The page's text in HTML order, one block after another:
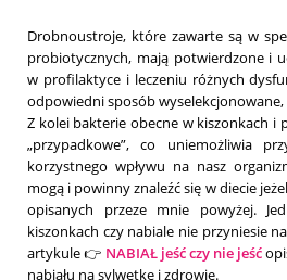
Drobnoustroje, które zawarte są w
probiotycznych, mają potwierdzone i
w profilaktyce i leczeniu różnych
odpowiedni sposób
Z kolei bakterie obecne w kiszonkach i
„przypadkowe”, co uniemożliwia
korzystnego wpływu na nasz
mogą i powinny znaleźć się w diecie
opisanych przeze mnie powyżej.
kiszonkach czy nabiale nie przyniesie
artykule 👉 NABIAŁ jeść czy nie jeść
nabiału na sylwetkę i zdrowie.